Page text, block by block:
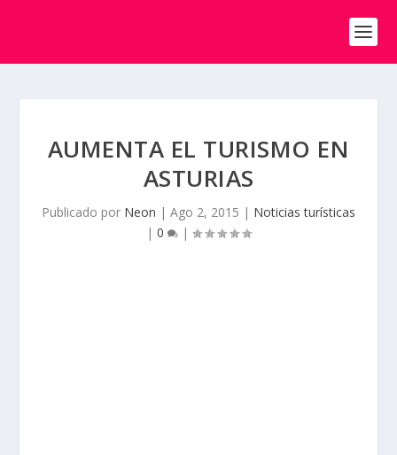
AUMENTA EL TURISMO EN
ASTURIAS
Publicado por Neon | Ago 2, 2015 | Noticias turísticas
| 0 |